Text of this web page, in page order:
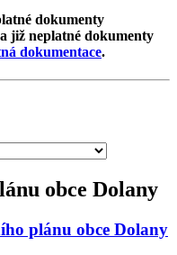
dokumenty
již neplatné dokumenty
dokumentace.
obce Dolany
plánu obce Dolany